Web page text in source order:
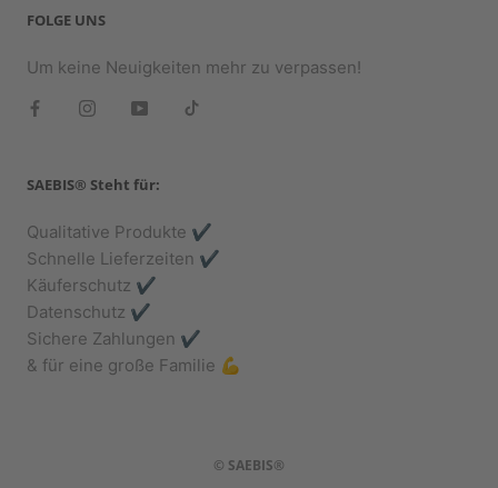
FOLGE UNS
Um keine Neuigkeiten mehr zu verpassen!
SAEBIS® Steht für:
Qualitative Produkte ✔️
Schnelle Lieferzeiten ✔️
Käuferschutz ✔️
Datenschutz ✔️
Sichere Zahlungen ✔️
& für eine große Familie 💪
© SAEBIS®